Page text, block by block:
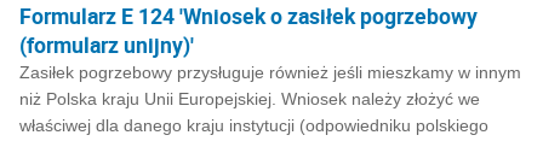
Formularz E 124 'Wniosek o zasiłek pogrzebowy
(formularz unijny)'
Zasiłek pogrzebowy przysługuje również jeśli mieszkamy w innym
niż Polska kraju Unii Europejskiej. Wniosek należy złożyć we
właściwej dla danego kraju instytucji (odpowiedniku polskiego